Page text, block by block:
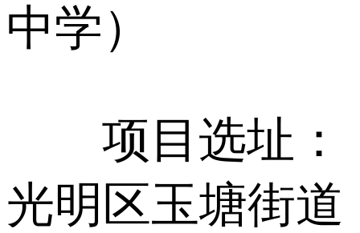
中学）
项目选址：
光明区玉塘街道